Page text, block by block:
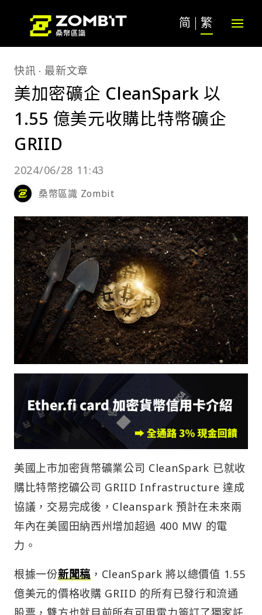
简 繁
快訊 最新文章
美加密礦企 CleanSpark 以
1.55 億美元收購比特幣礦企
GRIID
2024/06/28 11:43
桑幣區識 Zombit
美國上市加密貨幣礦業公司 CleanSpark 已就收
購比特幣挖礦公司 GRIID Infrastructure 達成
協議，交易完成後，Cleanspark 預計在未來兩
年內在美國田納西州增加超過 400 MW 的電
力。
根據一份新聞稿，CleanSpark 將以總價值 1.55
億美元的價格收購 GRIID 的所有已發行和流通